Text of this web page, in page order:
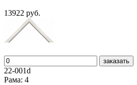
13922 руб.
заказать
22-001d
Рама: 4